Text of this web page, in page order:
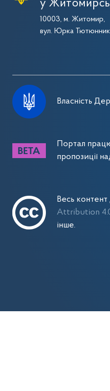
у
10003, м. Житомир,
вул. Юрка
Власність
Портал
пропозиції
Весь контент
Attribution
інше.